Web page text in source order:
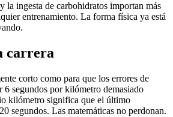
la ingesta de carbohidratos importan más
entrenamiento. La forma física ya está
carrera
corto como para que los errores de
6 segundos por kilómetro demasiado
kilómetro significa que el último
segundos. Las matemáticas no perdonan.